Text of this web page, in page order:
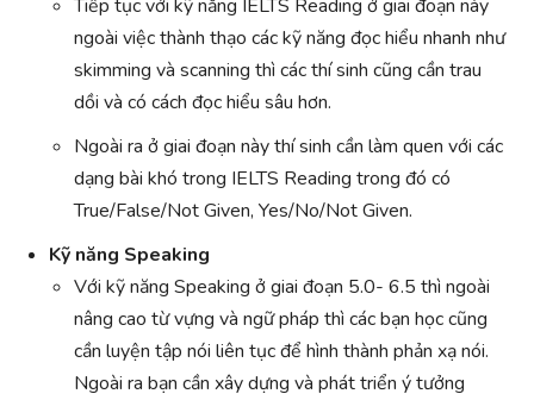
Tiếp tục với kỹ năng IELTS Reading ở giai đoạn này
ngoài việc thành thạo các kỹ năng đọc hiểu nhanh như
skimming và scanning thì các thí sinh cũng cần trau
dồi và có cách đọc hiểu sâu hơn.
Ngoài ra ở giai đoạn này thí sinh cần làm quen với các
dạng bài khó trong IELTS Reading trong đó có
True/False/Not Given, Yes/No/Not Given.
Kỹ năng Speaking
Với kỹ năng Speaking ở giai đoạn 5.0- 6.5 thì ngoài
nâng cao từ vựng và ngữ pháp thì các bạn học cũng
cần luyện tập nói liên tục để hình thành phản xạ nói.
Ngoài ra bạn cần xây dựng và phát triển ý tưởng